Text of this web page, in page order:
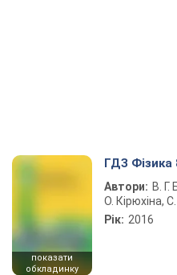
показати
обкладинку
ГДЗ Фізика
Автори: В. Г.
О. Кірюхіна,
Рік: 2016